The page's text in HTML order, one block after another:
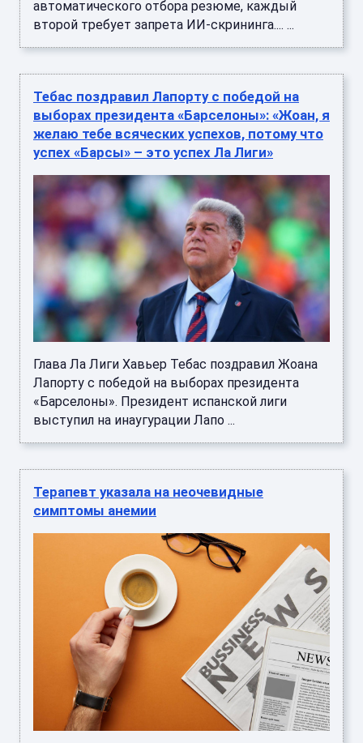
автоматического отбора резюме, каждый
второй требует запрета ИИ-скрининга.... ...
Тебас поздравил Лапорту с победой на
выборах президента «Барселоны»: «Жоан, я
желаю тебе всяческих успехов, потому что
успех «Барсы» – это успех Ла Лиги»
Глава Ла Лиги Хавьер Тебас поздравил Жоана
Лапорту с победой на выборах президента
«Барселоны». Президент испанской лиги
выступил на инаугурации Лапо ...
Терапевт указала на неочевидные
симптомы анемии